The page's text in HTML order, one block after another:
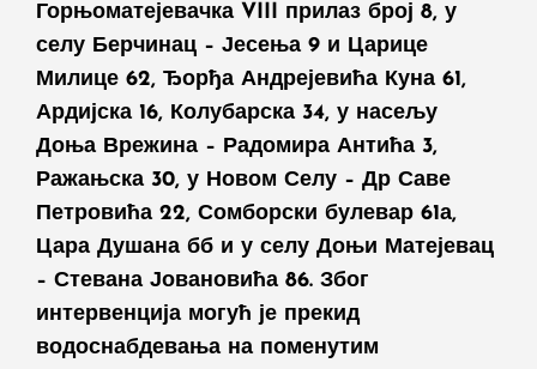
Горњоматејевачка VIII прилаз број 8, у
селу Берчинац – Јесења 9 и Царице
Милице 62, Ђорђа Андрејевића Куна 61,
Ардијска 16, Колубарска 34, у насељу
Доња Врежина – Радомира Антића 3,
Ражањска 30, у Новом Селу – Др Саве
Петровића 22, Сомборски булевар 61а,
Цара Душана бб и у селу Доњи Матејевац
– Стевана Јовановића 86. Због
интервенција могућ је прекид
водоснабдевања на поменутим